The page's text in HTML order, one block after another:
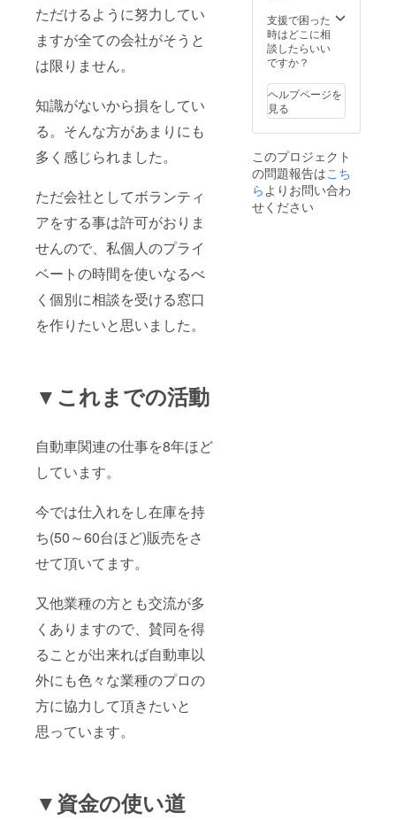
ただけるように努力してい
ますが全ての会社がそうと
は限りません。
知識がないから損をしてい
る。そんな方があまりにも
多く感じられました。
ただ会社としてボランティ
アをする事は許可がおりま
せんので、私個人のプライ
ベートの時間を使いなるべ
く個別に相談を受ける窓口
を作りたいと思いました。
▼これまでの活動
自動車関連の仕事を8年ほど
しています。
今では仕入れをし在庫を持
ち(50～60台ほど)販売をさ
せて頂いてます。
又他業種の方とも交流が多
くありますので、賛同を得
ることが出来れば自動車以
外にも色々な業種のプロの
方に協力して頂きたいと
思っています。
▼資金の使い道
支援で困った
時はどこに相
談したらいい
ですか？
ヘルプページを
見る
このプロジェクト
の問題報告はこち
らよりお問い合わ
せください